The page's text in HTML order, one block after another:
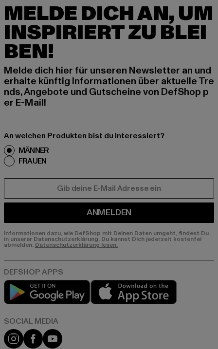
MELDE DICH AN, UM
INSPIRIERT ZU BLEI
BEN!
Melde dich hier für unseren Newsletter an und
erhalte künftig Informationen über aktuelle Tre
nds, Angebote und Gutscheine von DefShop p
er E-Mail!
An welchen Produkten bist du interessiert?
MÄNNER
FRAUEN
ANMELDEN
Informationen dazu, wie DefShop mit Deinen Daten umgeht, findest Du
in unserer Datenschutzerklärung. Du kannst Dich jederzeit kostenfei
abmelden. Datenschutzerklärung lesen.
Play market
Instagram
FacebookYouTube